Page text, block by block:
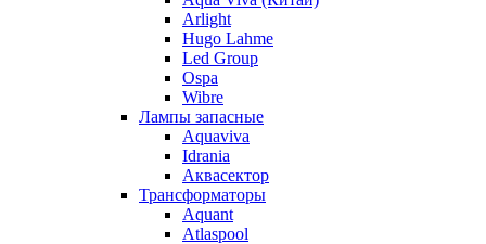
Arlight
Hugo Lahme
Led Group
Ospa
Wibre
Лампы запасные
Aquaviva
Idrania
Аквасектор
Трансформаторы
Aquant
Atlaspool